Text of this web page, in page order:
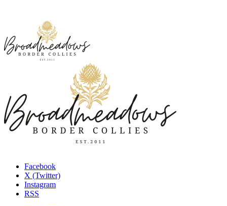
Facebook
X (Twitter)
Instagram
RSS